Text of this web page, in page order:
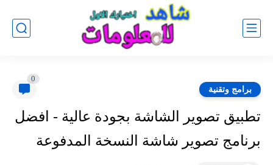
برامج وتقنية
0
تطبيق تصوير الشاشة بجودة عالية - افضل
برنامج تصوير شاشة النسخة المدفوعة